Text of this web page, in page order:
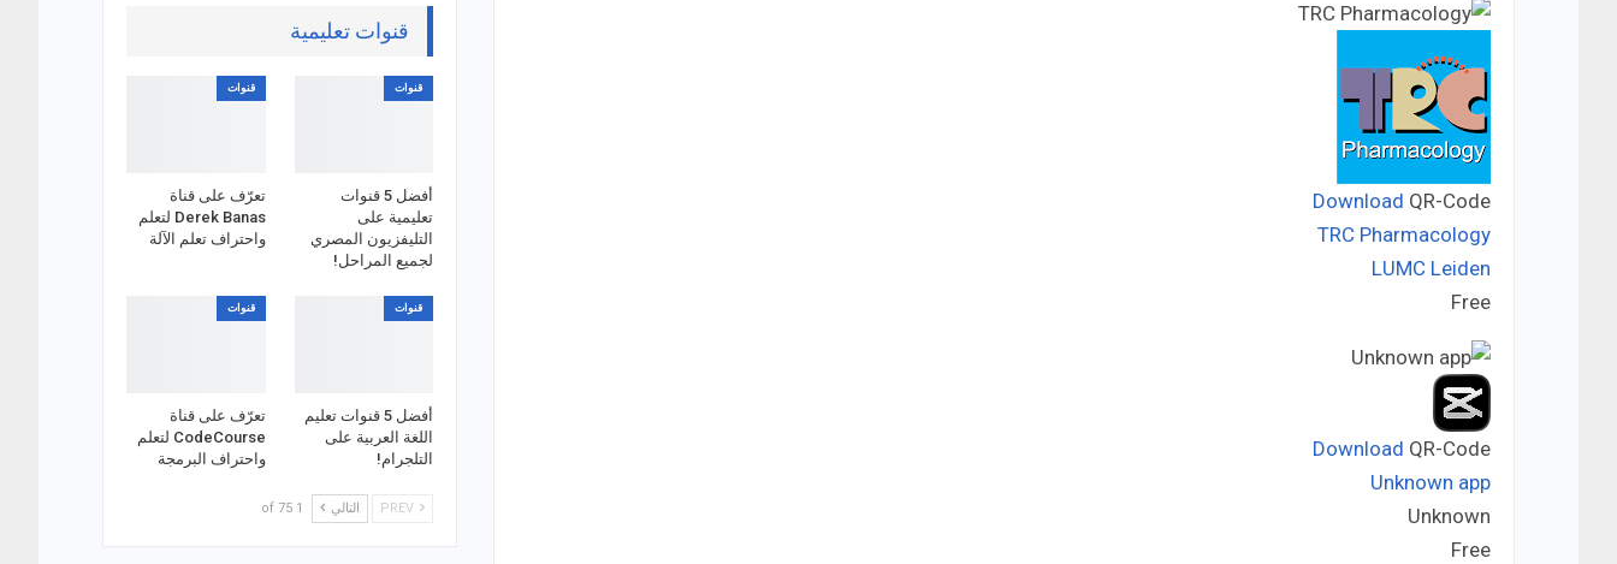
Download QR-Code
TRC Pharmacology
LUMC Leiden
Free
Download QR-Code
Unknown app
Unknown
Free
قنوات تعليمية
قنوات
أفضل 5 قنوات
تعليمية على
التليفزيون المصري
لجميع المراحل!
قنوات
تعرّف على قناة
Derek Banas لتعلم
واحتراف تعلم الآلة
قنوات
أفضل 5 قنوات تعليم
اللغة العربية على
التلجرام!
قنوات
تعرّف على قناة
CodeCourse لتعلم
واحتراف البرمجة
التالي 1 of 75